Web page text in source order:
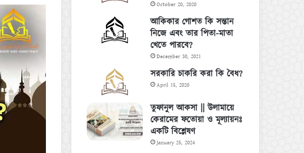
October 20, 2020
আকিকার গোশত কি সন্তান
নিজে এবং তার পিতা-মাতা
খেতে পারবে?
December 30, 2021
সরকারি চাকরি করা কি বৈধ?
April 15, 2020
তুফানুল আকসা || উলামায়ে
কেরামের ফতোয়া ও মূল্যায়নঃ
একটি বিশ্লেষণ
January 25, 2024